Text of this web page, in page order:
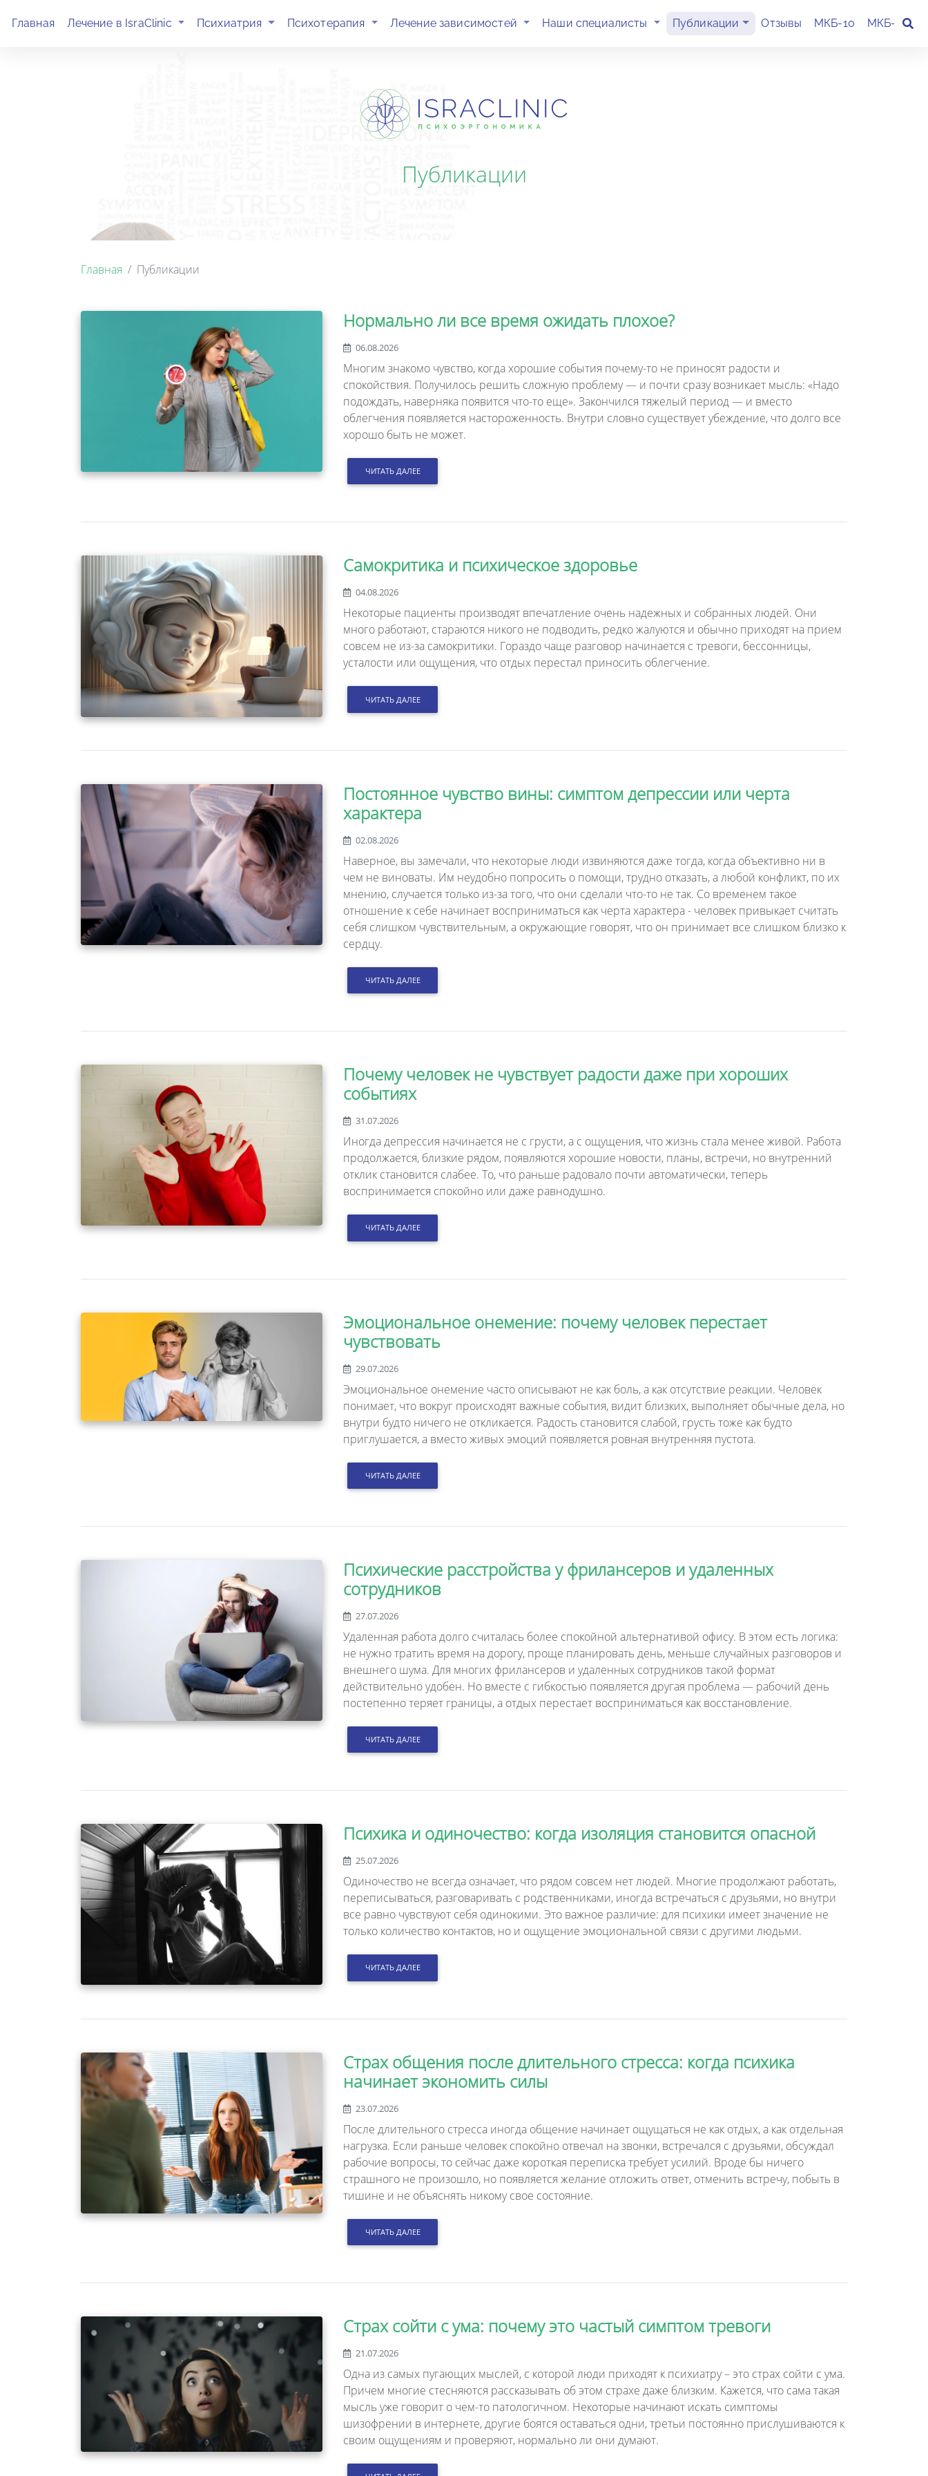
Главная Лечение в IsraClinic (current)Психиатрия (current)Психотерапия (current)Лечение зависимостей (current)Наши специалисты (current)Публикации Отзывы МКБ-10 МКБ-11
Публикации
Главная Публикации
Нормально ли все время ожидать плохое?
06.08.2026
Многим знакомо чувство, когда хорошие события почему-то не приносят радости и
спокойствия. Получилось решить сложную проблему — и почти сразу возникает мысль: «Надо
подождать, наверняка появится что-то еще». Закончился тяжелый период — и вместо
облегчения появляется настороженность. Внутри словно существует убеждение, что долго все
хорошо быть не может.
ЧИТАТЬ ДАЛЕЕ
Самокритика и психическое здоровье
04.08.2026
Некоторые пациенты производят впечатление очень надежных и собранных людей. Они
много работают, стараются никого не подводить, редко жалуются и обычно приходят на прием
совсем не из-за самокритики. Гораздо чаще разговор начинается с тревоги, бессонницы,
усталости или ощущения, что отдых перестал приносить облегчение.
ЧИТАТЬ ДАЛЕЕ
Постоянное чувство вины: симптом депрессии или черта
характера
02.08.2026
Наверное, вы замечали, что некоторые люди извиняются даже тогда, когда объективно ни в
чем не виноваты. Им неудобно попросить о помощи, трудно отказать, а любой конфликт, по их
мнению, случается только из-за того, что они сделали что-то не так. Со временем такое
отношение к себе начинает восприниматься как черта характера - человек привыкает считать
себя слишком чувствительным, а окружающие говорят, что он принимает все слишком близко к
сердцу.
ЧИТАТЬ ДАЛЕЕ
Почему человек не чувствует радости даже при хороших
событиях
31.07.2026
Иногда депрессия начинается не с грусти, а с ощущения, что жизнь стала менее живой. Работа
продолжается, близкие рядом, появляются хорошие новости, планы, встречи, но внутренний
отклик становится слабее. То, что раньше радовало почти автоматически, теперь
воспринимается спокойно или даже равнодушно.
ЧИТАТЬ ДАЛЕЕ
Эмоциональное онемение: почему человек перестает
чувствовать
29.07.2026
Эмоциональное онемение часто описывают не как боль, а как отсутствие реакции. Человек
понимает, что вокруг происходят важные события, видит близких, выполняет обычные дела, но
внутри будто ничего не откликается. Радость становится слабой, грусть тоже как будто
приглушается, а вместо живых эмоций появляется ровная внутренняя пустота.
ЧИТАТЬ ДАЛЕЕ
Психические расстройства у фрилансеров и удаленных
сотрудников
27.07.2026
Удаленная работа долго считалась более спокойной альтернативой офису. В этом есть логика:
не нужно тратить время на дорогу, проще планировать день, меньше случайных разговоров и
внешнего шума. Для многих фрилансеров и удаленных сотрудников такой формат
действительно удобен. Но вместе с гибкостью появляется другая проблема — рабочий день
постепенно теряет границы, а отдых перестает восприниматься как восстановление.
ЧИТАТЬ ДАЛЕЕ
Психика и одиночество: когда изоляция становится опасной
25.07.2026
Одиночество не всегда означает, что рядом совсем нет людей. Многие продолжают работать,
переписываться, разговаривать с родственниками, иногда встречаться с друзьями, но внутри
все равно чувствуют себя одинокими. Это важное различие: для психики имеет значение не
только количество контактов, но и ощущение эмоциональной связи с другими людьми.
ЧИТАТЬ ДАЛЕЕ
Страх общения после длительного стресса: когда психика
начинает экономить силы
23.07.2026
После длительного стресса иногда общение начинает ощущаться не как отдых, а как отдельная
нагрузка. Если раньше человек спокойно отвечал на звонки, встречался с друзьями, обсуждал
рабочие вопросы, то сейчас даже короткая переписка требует усилий. Вроде бы ничего
страшного не произошло, но появляется желание отложить ответ, отменить встречу, побыть в
тишине и не объяснять никому свое состояние.
ЧИТАТЬ ДАЛЕЕ
Страх сойти с ума: почему это частый симптом тревоги
21.07.2026
Одна из самых пугающих мыслей, с которой люди приходят к психиатру – это страх сойти с ума.
Причем многие стесняются рассказывать об этом страхе даже близким. Кажется, что сама такая
мысль уже говорит о чем-то патологичном. Некоторые начинают искать симптомы
шизофрении в интернете, другие боятся оставаться одни, третьи постоянно прислушиваются к
своим ощущениям и проверяют, нормально ли они думают.